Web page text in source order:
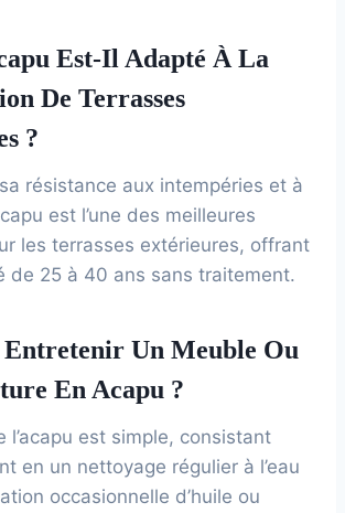
Est-Il Adapté À La
De Terrasses
?
résistance aux intempéries et à
est l’une des meilleures
les terrasses extérieures, offrant
de 25 à 40 ans sans traitement.
Entretenir Un Meuble Ou
En Acapu ?
l’acapu est simple, consistant
en un nettoyage régulier à l’eau
occasionnelle d’huile ou